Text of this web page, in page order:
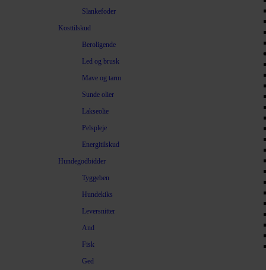
Slankefoder
Kosttilskud
Beroligende
Led og brusk
Mave og tarm
Sunde olier
Lakseolie
Pelspleje
Energitilskud
Hundegodbidder
Tyggeben
Hundekiks
Leversnitter
And
Fisk
Ged